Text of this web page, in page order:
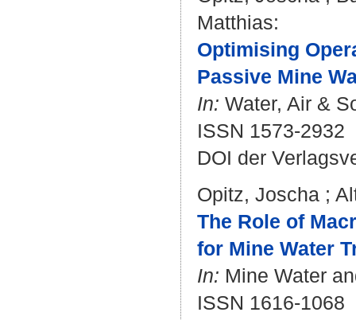
Matthias:
Optimising
Passive Mine
In: Water, Air &
ISSN 1573-2932
DOI der
Opitz, Joscha ;
The Role of
for Mine Water
In: Mine Water
ISSN 1616-1068